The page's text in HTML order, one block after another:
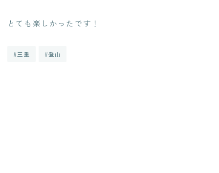
とても楽しかったです！
#三重 #登山